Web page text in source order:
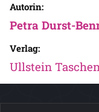
Autorin:
Petra Durst-
Verlag:
Ullstein